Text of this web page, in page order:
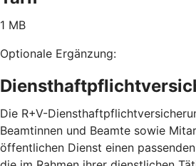
1 MB
Optionale Ergänzung:
Die R+V-
Beamtinnen und Beamte sowie
öffentlichen Dienst einen